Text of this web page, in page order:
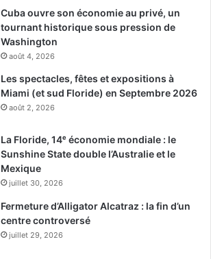
Cuba ouvre son économie au privé, un
tournant historique sous pression de
Washington
août 4, 2026
Les spectacles, fêtes et expositions à
Miami (et sud Floride) en Septembre 2026
août 2, 2026
La Floride, 14ᵉ économie mondiale : le
Sunshine State double l’Australie et le
Mexique
juillet 30, 2026
Fermeture d’Alligator Alcatraz : la fin d’un
centre controversé
juillet 29, 2026